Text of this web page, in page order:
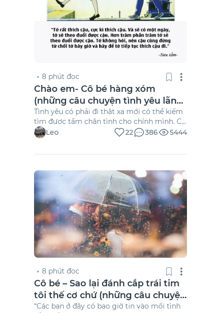
8 phút đọc
Chào em- Cô bé hàng xóm
(những câu chuyện tình yêu lãng
mạn có thật)
Tình yêu có phải đi thật xa mới có thể kiếm
tìm được tấm chân tình cho chính mình. Có
những điều đang hiện hữu xung quanh
chúng ta mà chẳng một ai mải mai để tâm
mức ngỡ ngàng vì sự sắp đặt duyên số một
cách trùng hợp đến lạ này. Một trong
những câu chuyện tình yêu lãng mạn có
thật trong mọi thời đại nên đọc và lắng
nghe.
Leo 22 386 5444
8 phút đọc
Cô bé – Sao lại đánh cắp trái tim
tôi thế cơ chứ (những câu chuyện
tình yêu lãng mạn có thật)
“Các bạn ở đây có bao giờ tin vào mối tình